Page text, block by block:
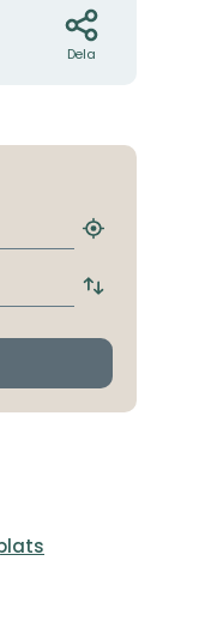
Dela
Hitta
hållplats
Byt
och